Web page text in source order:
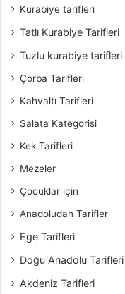
Kurabiye tarifleri
Tatlı Kurabiye Tarifleri
Tuzlu kurabiye tarifleri
Çorba Tarifleri
Kahvaltı Tarifleri
Salata Kategorisi
Kek Tarifleri
Mezeler
Çocuklar için
Anadoludan Tarifler
Ege Tarifleri
Doğu Anadolu Tarifleri
Akdeniz Tarifleri